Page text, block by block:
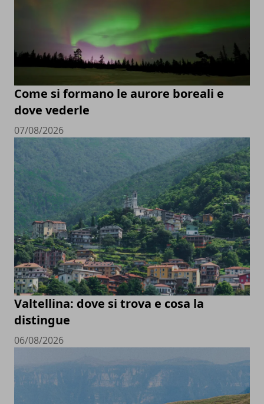
Come si formano le aurore boreali e
dove vederle
07/08/2026
Valtellina: dove si trova e cosa la
distingue
06/08/2026